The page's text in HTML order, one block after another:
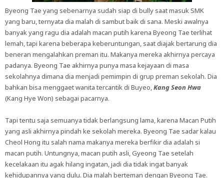
Byeong Tae yang sebenarnya sudah siap di bully saat masuk SMK
yang baru, ternyata dia malah di sambut baik di sana. Meski awalnya
banyak yang ragu dia adalah macan putih karena Byeong Tae terlihat
lemah, tapi karena beberapa keberuntungan, saat diajak bertarung dia
beneran mengalahkan preman itu. Makanya mereka akhirnya percaya
padanya. Byeong Tae akhirnya punya masa kejayaan di masa
sekolahnya dimana dia menjadi pemimpin di grup preman sekolah. Dia
bahkan bisa menggaet wanita tercantik di Buyeo,Kang Seon Hwa
(Kang Hye Won) sebagai pacarnya.
Tapi tentu saja semuanya tidak berlangsung lama, karena Macan Putih
yang asli akhirnya pindah ke sekolah mereka. Byeong Tae sadar kalau
Cheol Hong itu salah nama makanya mereka berfikir dia adalah si
macan putih. Untungnya, macan putih asli, Gyeong Tae setelah
kecelakaan itu agak hilang ingatan, jadi dia tidak ingat banyak
kehidupannya yang dulu. Dia malah berteman dengan Byeong Tae.